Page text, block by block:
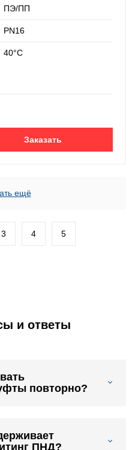
ПЭ/ПП
PN16
40°С
Заказать
ещё
3 4 5
и ответы
повторно?
ПНД?